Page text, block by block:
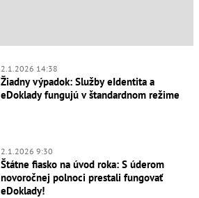
2.1.2026 14:38
Žiadny výpadok: Služby eIdentita a
eDoklady fungujú v štandardnom režime
2.1.2026 9:30
Štátne fiasko na úvod roka: S úderom
novoročnej polnoci prestali fungovať
eDoklady!